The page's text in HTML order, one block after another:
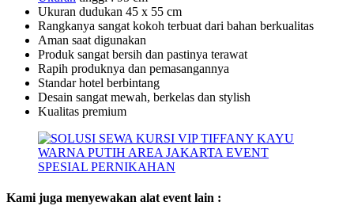
Ukuran dudukan 45 x 55 cm
Rangkanya sangat kokoh terbuat dari bahan berkualitas
Aman saat digunakan
Produk sangat bersih dan pastinya terawat
Rapih produknya dan pemasangannya
Standar hotel berbintang
Desain sangat mewah, berkelas dan stylish
Kualitas premium
Kami juga menyewakan alat event lain :